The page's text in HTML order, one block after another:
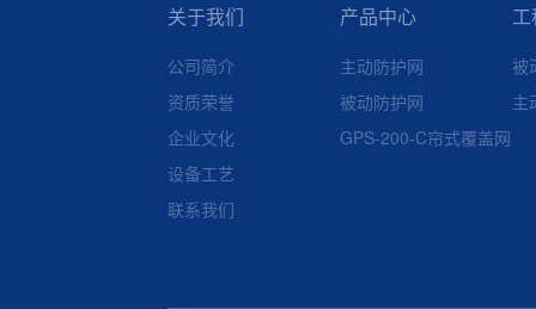
关于我们
公司简介
资质荣誉
企业文化
设备工艺
联系我们
产品中心
主动防护网
被动防护网
GPS-200-C帘式覆盖网
被
主